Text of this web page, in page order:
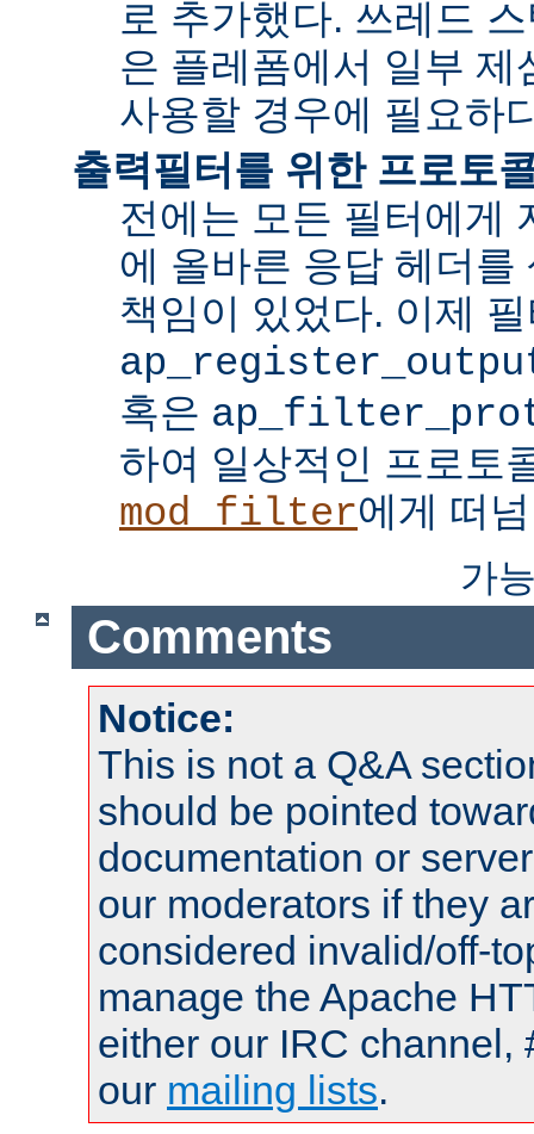
로 추가했다. 쓰레드
은 플레폼에서 일부 제
사용할 경우에 필요하
출력필터를 위한 프로토
전에는 모든 필터에게
에 올바른 응답 헤더를
책임이 있었다. 이제
혹은
하여 일상적인 프로토
mod_filter에게 떠
가
Comments
Notice:
This is not a Q&A
should be pointed
documentation or
our moderators if they
considered invalid/off-
manage the Apache
either our IRC channel,
our mailing lists.